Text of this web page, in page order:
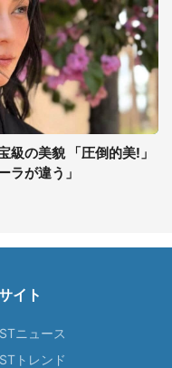
級の美貌 「圧倒的美!」
ラが違う」
イト
ニュース
トレンド